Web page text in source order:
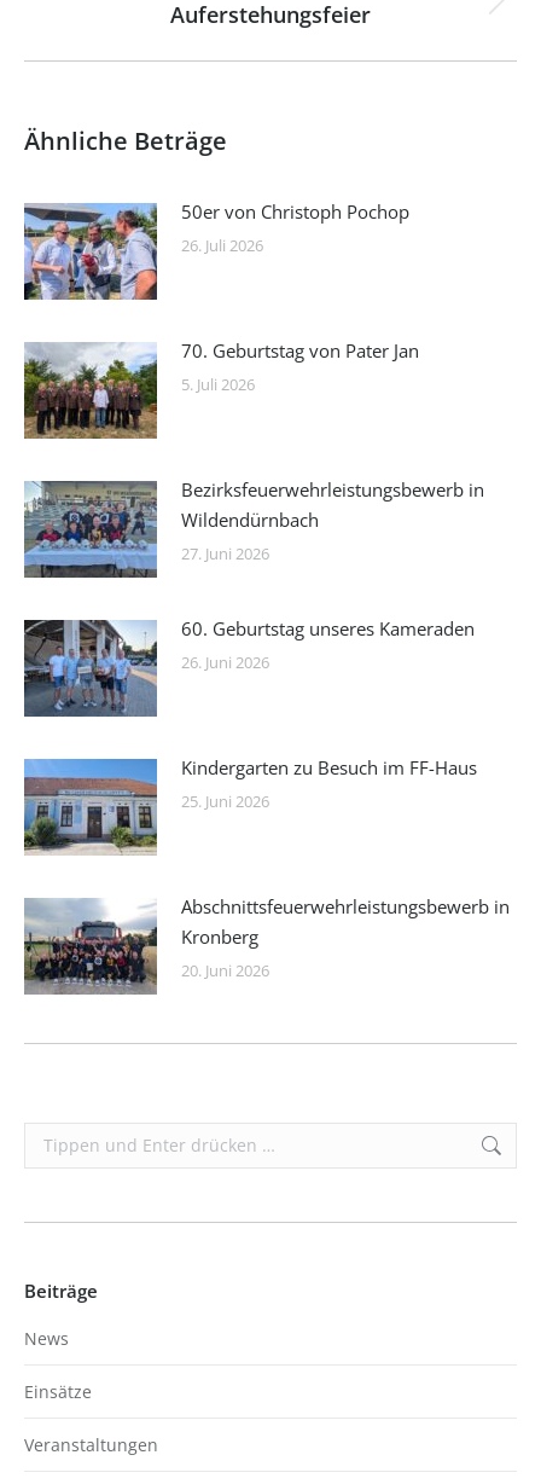
Nächster
Auferstehungsfeier
Ähnliche Beträge
50er von Christoph Pochop
26. Juli 2026
70. Geburtstag von Pater Jan
5. Juli 2026
Bezirksfeuerwehrleistungsbewerb in
Wildendürnbach
27. Juni 2026
60. Geburtstag unseres Kameraden
26. Juni 2026
Kindergarten zu Besuch im FF-Haus
25. Juni 2026
Abschnittsfeuerwehrleistungsbewerb in
Kronberg
20. Juni 2026
Search:
Beiträge
News
Einsätze
Veranstaltungen